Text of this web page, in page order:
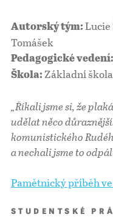
Autorský tým:
Tomášek
Pedagogické vedení:
Škola: Základní
„Říkali jsme si, že
udělat něco
komunistického
a nechali jsme to
Pamětnický příběh
STUDENTSKÉ